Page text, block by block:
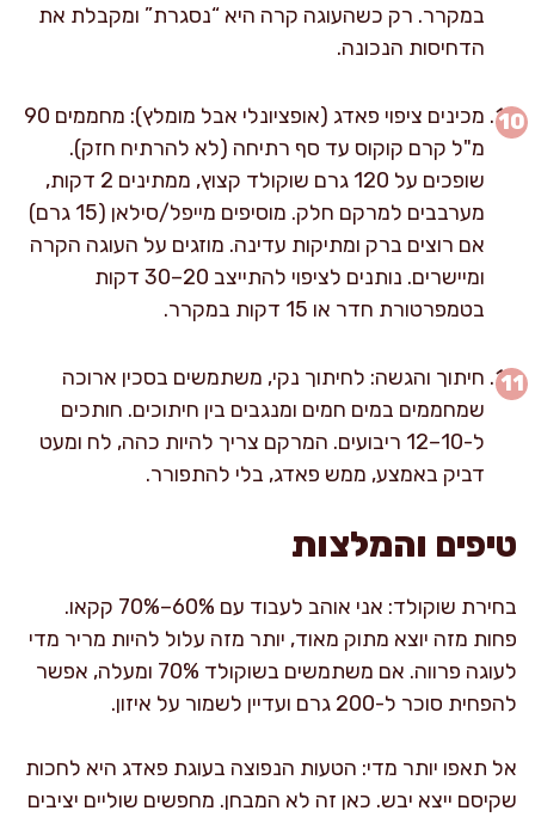
במקרר. רק כשהעוגה קרה היא “נסגרת” ומקבלת את
הדחיסות הנכונה.
מכינים ציפוי פאדג (אופציונלי אבל מומלץ): מחממים 90
מ"ל קרם קוקוס עד סף רתיחה (לא להרתיח חזק).
שופכים על 120 גרם שוקולד קצוץ, ממתינים 2 דקות,
מערבבים למרקם חלק. מוסיפים מייפל/סילאן (15 גרם)
אם רוצים ברק ומתיקות עדינה. מוזגים על העוגה הקרה
ומיישרים. נותנים לציפוי להתייצב 20–30 דקות
בטמפרטורת חדר או 15 דקות במקרר.
חיתוך והגשה: לחיתוך נקי, משתמשים בסכין ארוכה
שמחממים במים חמים ומנגבים בין חיתוכים. חותכים
ל-10–12 ריבועים. המרקם צריך להיות כהה, לח ומעט
דביק באמצע, ממש פאדג, בלי להתפורר.
טיפים והמלצות
בחירת שוקולד: אני אוהב לעבוד עם 60%–70% קקאו.
פחות מזה יוצא מתוק מאוד, יותר מזה עלול להיות מריר מדי
לעוגה פרווה. אם משתמשים בשוקולד 70% ומעלה, אפשר
להפחית סוכר ל-200 גרם ועדיין לשמור על איזון.
אל תאפו יותר מדי: הטעות הנפוצה בעוגת פאדג היא לחכות
שקיסם ייצא יבש. כאן זה לא המבחן. מחפשים שוליים יציבים